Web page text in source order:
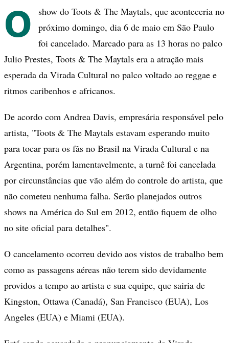
O
show do Toots & The Maytals, que aconteceria no
próximo domingo, dia 6 de maio em São Paulo
foi cancelado. Marcado para as 13 horas no palco
Julio Prestes, Toots & The Maytals era a atração mais
esperada da Virada Cultural no palco voltado ao reggae e
ritmos caribenhos e africanos.
De acordo com Andrea Davis, empresária responsável pelo
artista, "Toots & The Maytals estavam esperando muito
para tocar para os fãs no Brasil na Virada Cultural e na
Argentina, porém lamentavelmente, a turnê foi cancelada
por circunstâncias que vão além do controle do artista, que
não cometeu nenhuma falha. Serão planejados outros
shows na América do Sul em 2012, então fiquem de olho
no site oficial para detalhes".
O cancelamento ocorreu devido aos vistos de trabalho bem
como as passagens aéreas não terem sido devidamente
providos a tempo ao artista e sua equipe, que sairia de
Kingston, Ottawa (Canadá), San Francisco (EUA), Los
Angeles (EUA) e Miami (EUA).